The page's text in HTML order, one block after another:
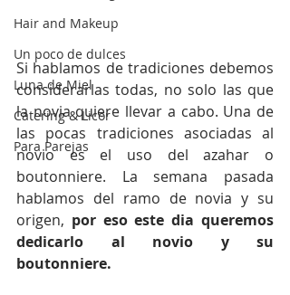
Hair and Makeup
Un poco de dulces
Luna de Miel
Catering & Licor
Para Parejas
Si hablamos de tradiciones debemos
considerarlas todas, no solo las que
la novia quiere llevar a cabo. Una de
las pocas tradiciones asociadas al
novio es el uso del azahar o
boutonniere. La semana pasada
hablamos del ramo de novia y su
origen, por eso este dia queremos
dedicarlo al novio y su
boutonniere.